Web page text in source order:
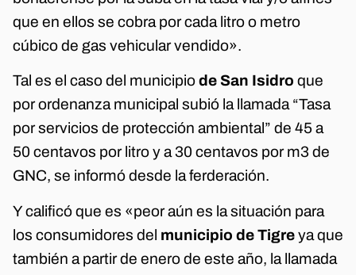
que en ellos se cobra por cada litro o metro
cúbico de gas vehicular vendido».
Tal es el caso del municipiode San Isidro que
por ordenanza municipal subió la llamada “Tasa
por servicios de protección ambiental” de 45 a
50 centavos por litro y a 30 centavos por m3 de
GNC, se informó desde la ferderación.
Y calificó que es «peor aún es la situación para
los consumidores del municipio de Tigreya que
también a partir de enero de este año, la llamada